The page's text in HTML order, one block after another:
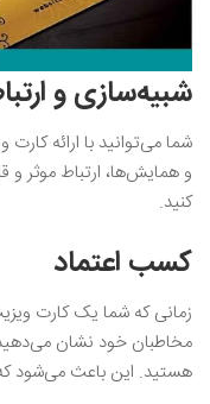
شبیه‌سازی و
شما می‌توانید با ارائه
و همایش‌ها، ارتباط موثر و
کنید.
کسب اعتماد
زمانی که شما یک کارت
مخاطبان خود نشان
هستید. این باعث می‌شود که